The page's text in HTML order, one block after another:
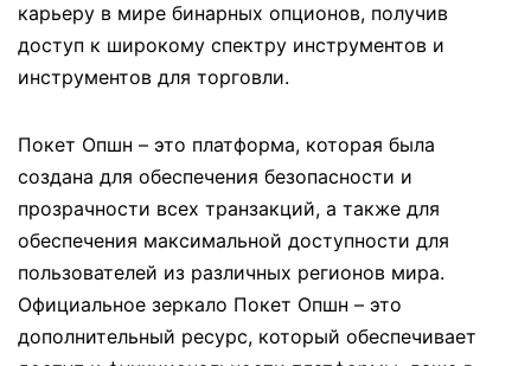
карьеру в мире бинарных опционов, получив
доступ к широкому спектру инструментов и
инструментов для торговли.
Покет Опшн – это платформа, которая была
создана для обеспечения безопасности и
прозрачности всех транзакций, а также для
обеспечения максимальной доступности для
пользователей из различных регионов мира.
Официальное зеркало Покет Опшн – это
дополнительный ресурс, который обеспечивает